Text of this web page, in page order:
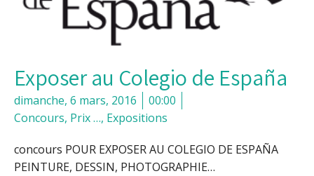
Exposer au Colegio de España
dimanche, 6 mars, 2016
00:00
Concours, Prix …, Expositions
concours POUR EXPOSER AU COLEGIO DE ESPAÑA
PEINTURE, DESSIN, PHOTOGRAPHIE…